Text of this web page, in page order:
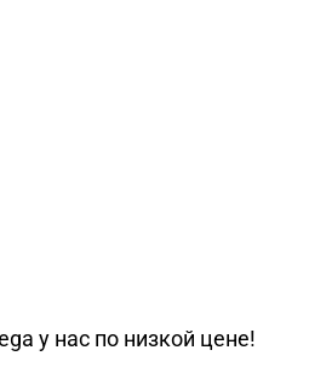
у нас по низкой цене!